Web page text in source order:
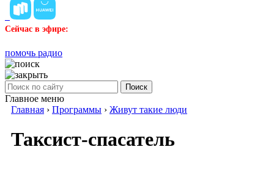
Сейчас в эфире:
помочь радио
Поиск
Главное меню
Главная › Программы › Живут такие люди
Таксист-спасатель